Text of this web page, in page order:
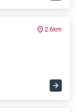
2.6km